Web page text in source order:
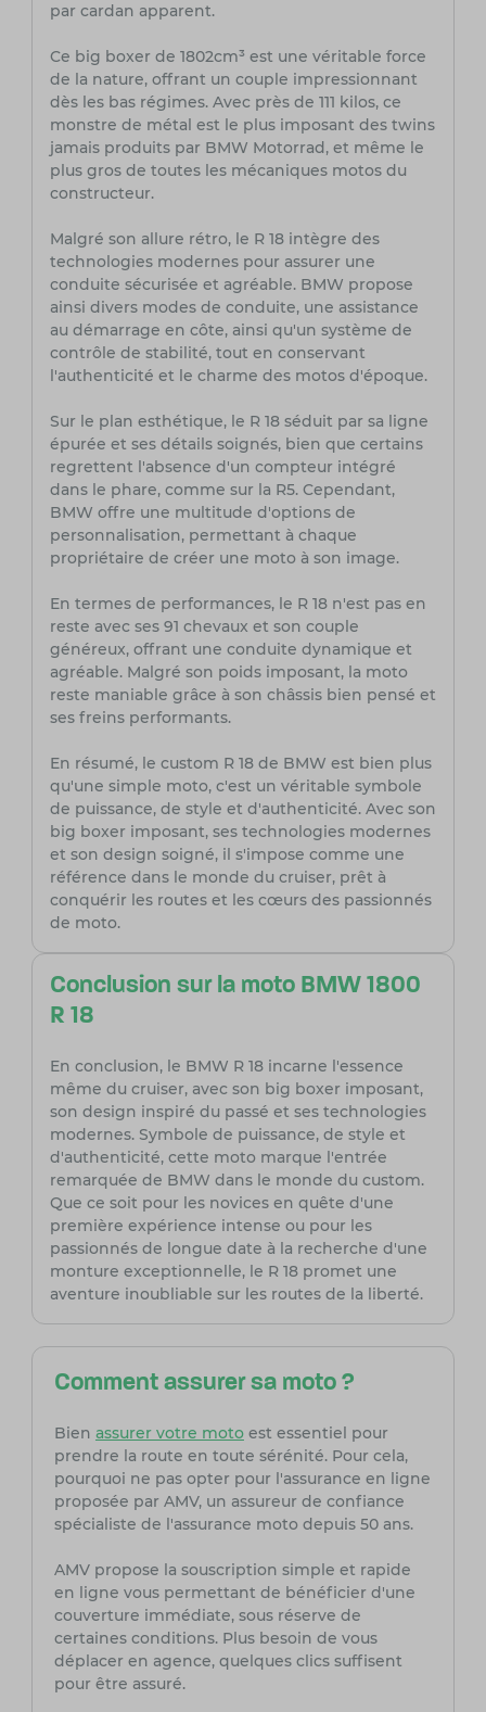
par cardan apparent.
Ce big boxer de 1802cm³ est une véritable force
de la nature, offrant un couple impressionnant
dès les bas régimes. Avec près de 111 kilos, ce
monstre de métal est le plus imposant des twins
jamais produits par BMW Motorrad, et même le
plus gros de toutes les mécaniques motos du
constructeur.
Malgré son allure rétro, le R 18 intègre des
technologies modernes pour assurer une
conduite sécurisée et agréable. BMW propose
ainsi divers modes de conduite, une assistance
au démarrage en côte, ainsi qu'un système de
contrôle de stabilité, tout en conservant
l'authenticité et le charme des motos d'époque.
Sur le plan esthétique, le R 18 séduit par sa ligne
épurée et ses détails soignés, bien que certains
regrettent l'absence d'un compteur intégré
dans le phare, comme sur la R5. Cependant,
BMW offre une multitude d'options de
personnalisation, permettant à chaque
propriétaire de créer une moto à son image.
En termes de performances, le R 18 n'est pas en
reste avec ses 91 chevaux et son couple
généreux, offrant une conduite dynamique et
agréable. Malgré son poids imposant, la moto
reste maniable grâce à son châssis bien pensé et
ses freins performants.
En résumé, le custom R 18 de BMW est bien plus
qu'une simple moto, c'est un véritable symbole
de puissance, de style et d'authenticité. Avec son
big boxer imposant, ses technologies modernes
et son design soigné, il s'impose comme une
référence dans le monde du cruiser, prêt à
conquérir les routes et les cœurs des passionnés
de moto.
Conclusion sur la moto BMW 1800
R 18
En conclusion, le BMW R 18 incarne l'essence
même du cruiser, avec son big boxer imposant,
son design inspiré du passé et ses technologies
modernes. Symbole de puissance, de style et
d'authenticité, cette moto marque l'entrée
remarquée de BMW dans le monde du custom.
Que ce soit pour les novices en quête d'une
première expérience intense ou pour les
passionnés de longue date à la recherche d'une
monture exceptionnelle, le R 18 promet une
aventure inoubliable sur les routes de la liberté.
Comment assurer sa moto ?
Bien assurer votre motoest essentiel pour
prendre la route en toute sérénité. Pour cela,
pourquoi ne pas opter pour l'assurance en ligne
proposée par AMV, un assureur de confiance
spécialiste de l'assurance moto depuis 50 ans.
AMV propose la souscription simple et rapide
en ligne vous permettant de bénéficier d'une
couverture immédiate, sous réserve de
certaines conditions. Plus besoin de vous
déplacer en agence, quelques clics suffisent
pour être assuré.